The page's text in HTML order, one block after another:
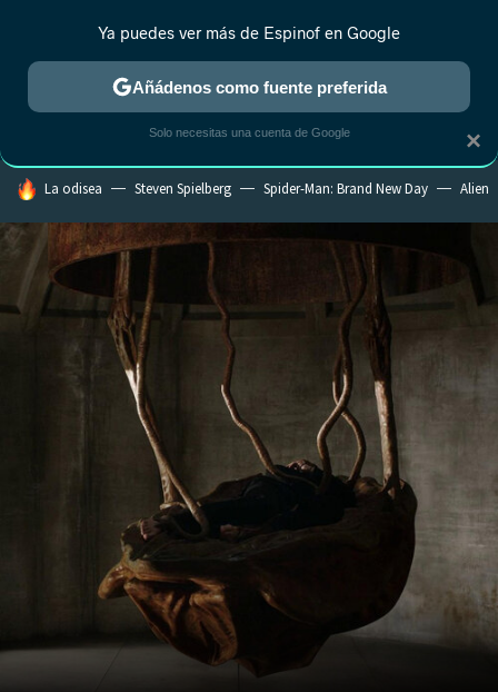
ESTRENOS REALITY ANIME RANKINGS CINE
HOY SE HABLA DE
La odisea Steven Spielberg Spider-Man: Brand New Day Alien
×
Ya puedes ver más de Espinof en Google
Añádenos como fuente preferida
Solo necesitas una cuenta de Google